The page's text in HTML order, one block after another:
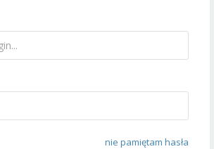
nie pamiętam hasła